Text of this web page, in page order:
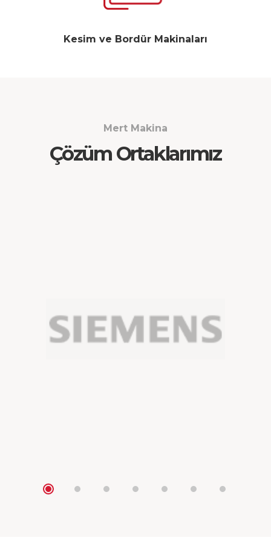
Kesim ve Bordür Makinaları
Mert Makina
Çözüm Ortaklarımız